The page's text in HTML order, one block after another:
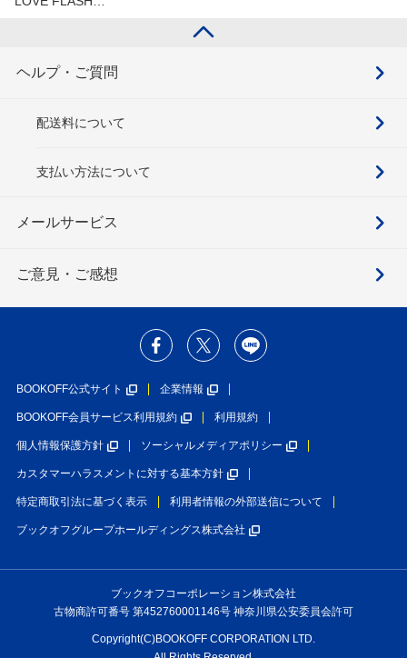
ヘルプ・ご質問
配送料について
支払い方法について
メールサービス
ご意見・ご感想
BOOKOFF公式サイト 企業情報
BOOKOFF会員サービス利用規約 利用規約
個人情報保護方針 ソーシャルメディアポリシー
カスタマーハラスメントに対する基本方針
特定商取引法に基づく表示 利用者情報の外部送信について
ブックオフグループホールディングス株式会社
ブックオフコーポレーション株式会社
古物商許可番号 第452760001146号 神奈川県公安委員会許可
Copyright(C)BOOKOFF CORPORATION LTD.